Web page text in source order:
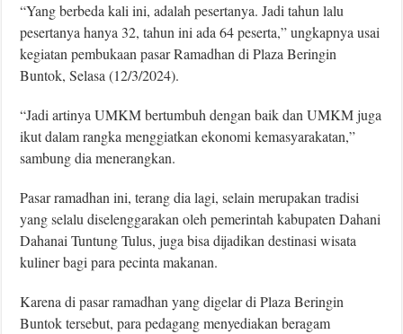
“Yang berbeda kali ini, adalah pesertanya. Jadi tahun lalu
pesertanya hanya 32, tahun ini ada 64 peserta,” ungkapnya usai
kegiatan pembukaan pasar Ramadhan di Plaza Beringin
Buntok, Selasa (12/3/2024).
“Jadi artinya UMKM bertumbuh dengan baik dan UMKM juga
ikut dalam rangka menggiatkan ekonomi kemasyarakatan,”
sambung dia menerangkan.
Pasar ramadhan ini, terang dia lagi, selain merupakan tradisi
yang selalu diselenggarakan oleh pemerintah kabupaten Dahani
Dahanai Tuntung Tulus, juga bisa dijadikan destinasi wisata
kuliner bagi para pecinta makanan.
Karena di pasar ramadhan yang digelar di Plaza Beringin
Buntok tersebut, para pedagang menyediakan beragam